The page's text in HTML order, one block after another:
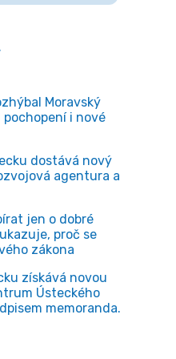
Moravský
i nové
dostává nový
agentura a
jen o dobré
proč se
zákona
získává novou
Ústeckého
memoranda.